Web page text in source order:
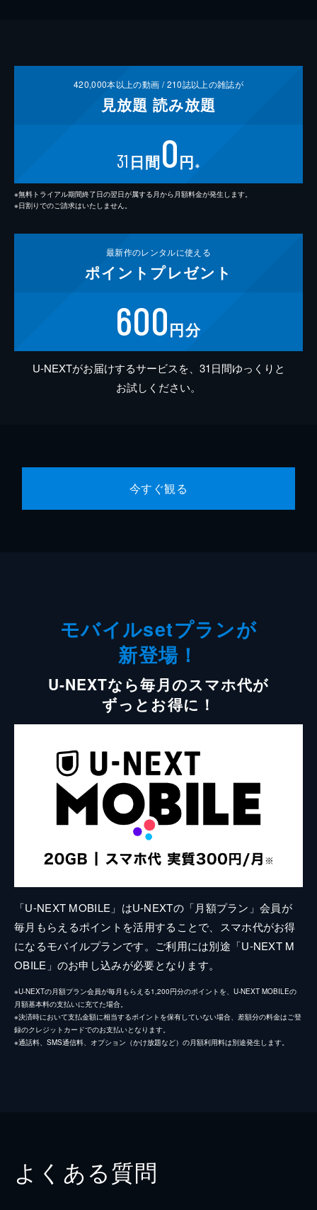
420,000本以上の動画 /210誌以上の雑誌が
見放題 読み放題
31 日間0円 ※
※無料トライアル期間終了日の翌日が属する月から月額料金が発生します。
※日割りでのご請求はいたしません。
最新作のレンタルに使える
ポイント プレゼント
600円分
U-NEXTがお届けするサービスを、31日間ゆっくりと
お試しください。
今すぐ観る
モバイルsetプランが
新登場！
U-NEXTなら毎月のスマホ代が
ずっとお得に！
「U-NEXT MOBILE」はU-NEXTの「月額プラン」会員が
毎月もらえるポイントを活用することで、スマホ代がお得
になるモバイルプランです。ご利用には別途「U-NEXT M
OBILE」のお申し込みが必要となります。
※U-NEXTの月額プラン会員が毎月もらえる1,200円分のポイントを、U-NEXT MOBILEの
月額基本料の支払いに充てた場合。
※決済時において支払金額に相当するポイントを保有していない場合、差額分の料金はご登
録のクレジットカードでのお支払いとなります。
※通話料、SMS通信料、オプション（かけ放題など）の月額利用料は別途発生します。
よくある質問